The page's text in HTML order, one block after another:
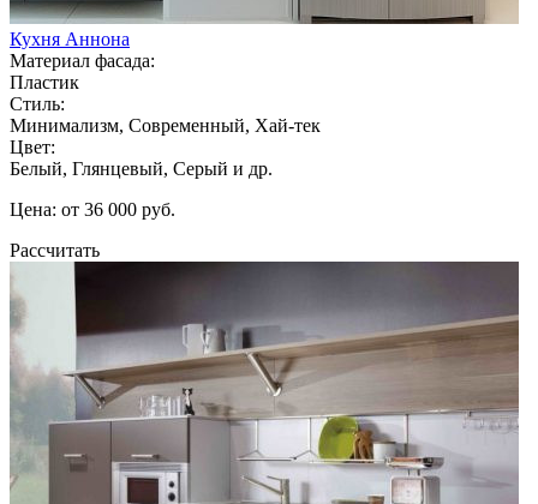
Кухня Аннона
Материал фасада:
Пластик
Стиль:
Минимализм, Современный, Хай-тек
Цвет:
Белый, Глянцевый, Серый и др.
Цена: от 36 000 руб.
Рассчитать